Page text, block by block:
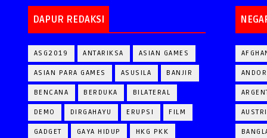
DAPUR REDAKSI
ASG2019 ANTARIKSA ASIAN GAMES
ASIAN PARA GAMES ASUSILA BANJIR
BENCANA BERDUKA BILATERAL
DEMO DIRGAHAYU ERUPSI FILM
GADGET GAYA HIDUP HKG PKK